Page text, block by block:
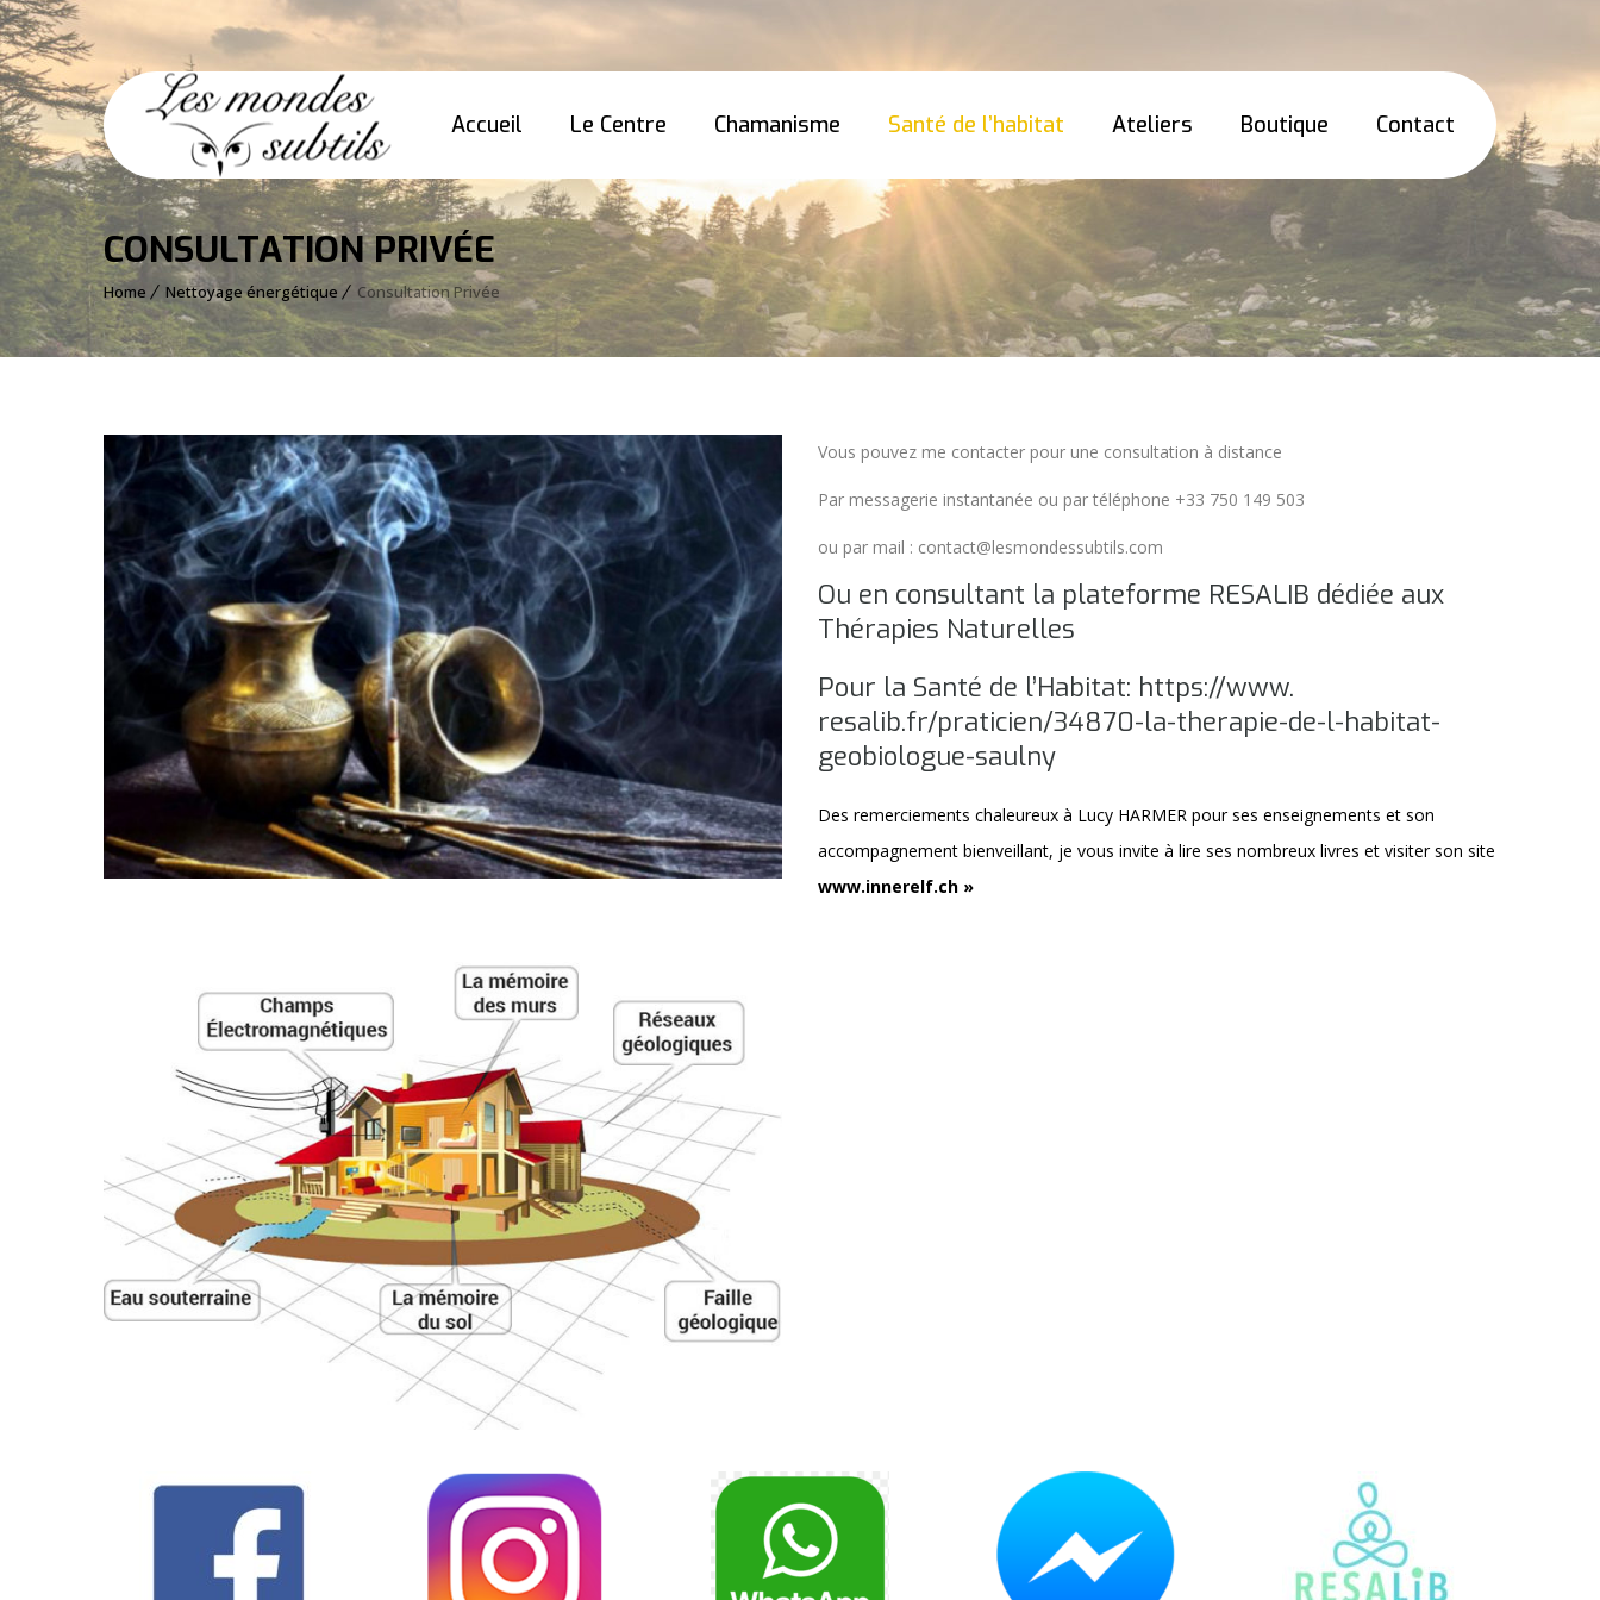
Accueil Le Centre Chamanisme Santé de l’habitat Ateliers Boutique Contact
CONSULTATION PRIVÉE
Home Nettoyage énergétique Consultation Privée
Vous pouvez me contacter pour une consultation à distance
Par messagerie instantanée ou par téléphone +33 750 149 503
ou par mail : contact@lesmondessubtils.com
Ou en consultant la plateforme RESALIB dédiée aux
Thérapies Naturelles
Pour la Santé de l’Habitat: https://www.
resalib.fr/praticien/34870-la-therapie-de-l-habitat-
geobiologue-saulny
Des remerciements chaleureux à Lucy HARMER pour ses enseignements et son
accompagnement bienveillant, je vous invite à lire ses nombreux livres et visiter son site
www.innerelf.ch »